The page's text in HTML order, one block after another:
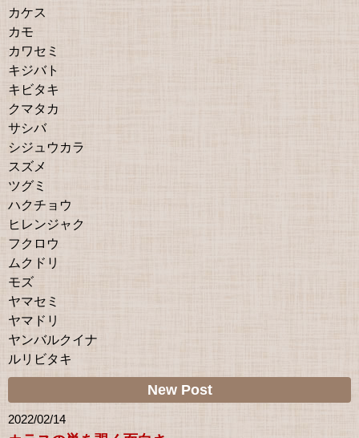
カケス
カモ
カワセミ
キジバト
キビタキ
クマタカ
サシバ
シジュウカラ
スズメ
ツグミ
ハクチョウ
ヒレンジャク
フクロウ
ムクドリ
モズ
ヤマセミ
ヤマドリ
ヤンバルクイナ
ルリビタキ
New Post
2022/02/14